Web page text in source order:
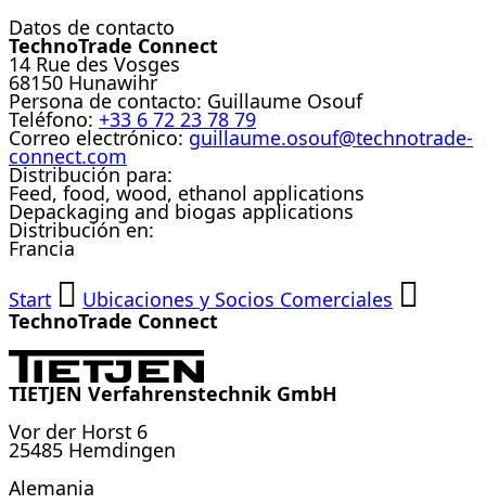
Datos de contacto
TechnoTrade Connect
14 Rue des Vosges
68150 Hunawihr
Persona de contacto: Guillaume Osouf
Teléfono: +33 6 72 23 78 79
Correo electrónico: guillaume.osouf@technotrade-
connect.com
Distribución para:
Feed, food, wood, ethanol applications
Depackaging and biogas applications
Distribución en:
Francia
Start
Ubicaciones y Socios Comerciales
TechnoTrade Connect
TIETJEN Verfahrenstechnik GmbH
Vor der Horst 6
25485 Hemdingen
Alemania